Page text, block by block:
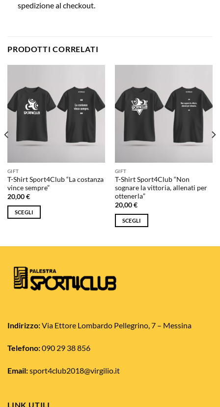
spedizione al checkout.
PRODOTTI CORRELATI
GIFT
T-Shirt Sport4Club “La costanza
vince sempre”
20,00€
SCEGLI
opzioni
nella
del
GIFT
T-Shirt Sport4Club “Non
sognare la vittoria, allenati per
ottenerla”
20,00€
SCEGLI
Le
scelte
Indirizzo:Via Ettore Lombardo Pellegrino, 7 – Messina
Telefono:090 29 38 856
Email:sport4club2018@virgilio.it
LINK UTILI